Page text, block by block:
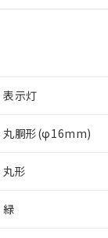
表示灯
丸胴形(φ16mm)
丸形
緑